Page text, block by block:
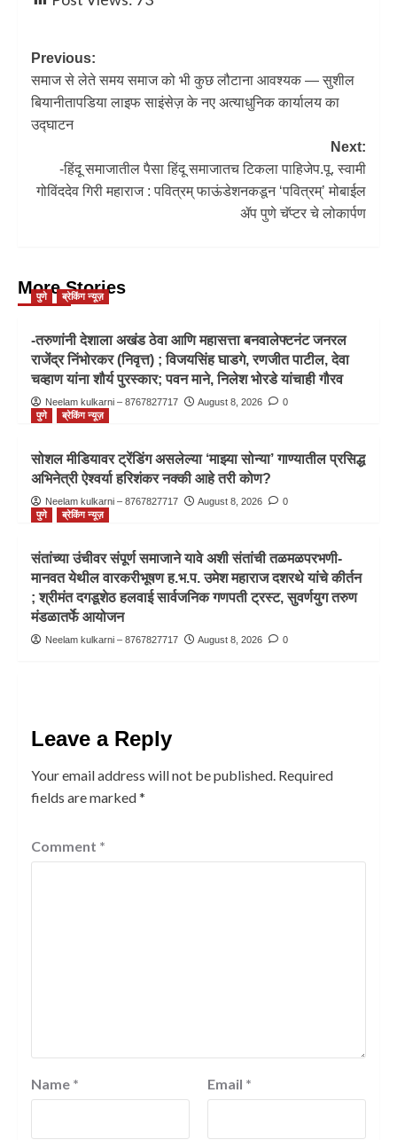
Previous:
समाज से लेते समय समाज को भी कुछ लौटाना आवश्यक — सुशील
बियानीतापडिया लाइफ साइंसेज़ के नए अत्याधुनिक कार्यालय का
उद्घाटन
Next:
-हिंदू समाजातील पैसा हिंदू समाजातच टिकला पाहिजेप.पू. स्वामी
गोविंददेव गिरी महाराज : पवित्रम् फाऊंडेशनकडून ‘पवित्रम्’ मोबाईल
ॲप पुणे चॅप्टर चे लोकार्पण
More Stories
पुणे ब्रेकिंग न्यूज़
-तरुणांनी देशाला अखंड ठेवा आणि महासत्ता बनवालेफ्टनंट जनरल
राजेंद्र निंभोरकर (निवृत्त) ; विजयसिंह घाडगे, रणजीत पाटील, देवा
चव्हाण यांना शौर्य पुरस्कार; पवन माने, निलेश भोरडे यांचाही गौरव
Neelam kulkarni – 8767827717 August 8, 2026
0
पुणे
ब्रेकिंग न्यूज़
सोशल मीडियावर ट्रेंडिंग असलेल्या ‘माझ्या सोन्या’ गाण्यातील प्रसिद्ध
अभिनेत्री ऐश्वर्या हरिशंकर नक्की आहे तरी कोण?
Neelam kulkarni – 8767827717 August 8, 2026
0
पुणे
ब्रेकिंग न्यूज़
संतांच्या उंचीवर संपूर्ण समाजाने यावे अशी संतांची तळमळपरभणी-
मानवत येथील वारकरीभूषण ह.भ.प. उमेश महाराज दशरथे यांचे कीर्तन
; श्रीमंत दगडूशेठ हलवाई सार्वजनिक गणपती ट्रस्ट, सुवर्णयुग तरुण
मंडळातर्फे आयोजन
Neelam kulkarni – 8767827717 August 8, 2026 0
Leave a Reply
Your email address will not be published. Required
fields are marked*
Comment *
Name * Email *